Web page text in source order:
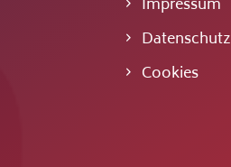
Impressum
Datenschutz
Cookies